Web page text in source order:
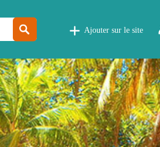
Ajouter sur le site